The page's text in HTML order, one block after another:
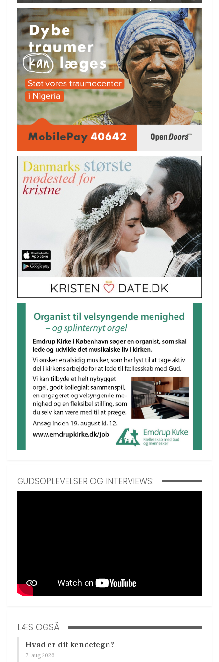
GUDSOPLEVELSER OG INTERVIEWS:
LÆS OGSÅ
Hvad er dit kendetegn?
7. aug 2026